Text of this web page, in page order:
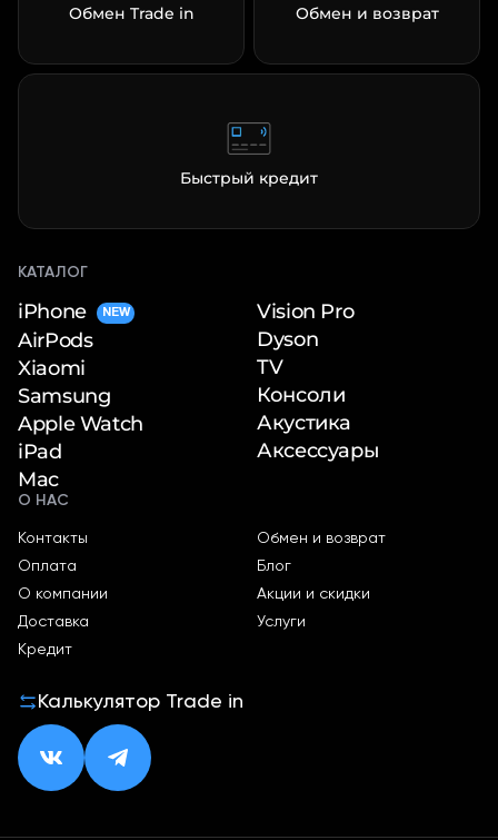
Обмен Trade in Обмен и возврат
Быстрый кредит
КАТАЛОГ
iPhone NEW
AirPods
Xiaomi
Samsung
Apple Watch
iPad
Mac
Vision Pro
Dyson
TV
Консоли
Акустика
Аксессуары
О НАС
Контакты
Оплата
О компании
Доставка
Кредит
Обмен и возврат
Блог
Акции и скидки
Услуги
Калькулятор Trade in